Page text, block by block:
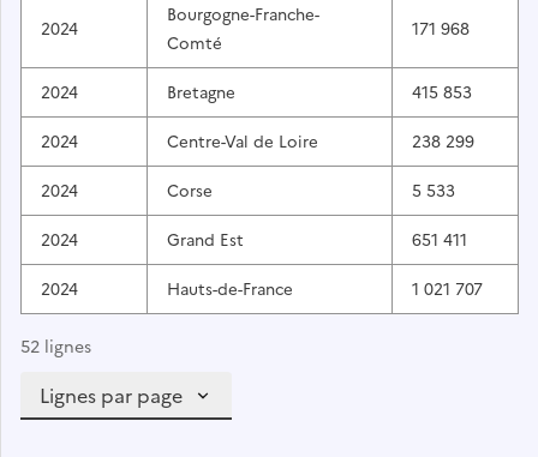
2024
Bourgogne-Franche-
Comté
171 968
2024 Bretagne 415 853
2024 Centre-Val de Loire 238 299
2024 Corse 5 533
2024 Grand Est 651 411
2024 Hauts-de-France 1 021 707
52 lignes
Lignes par page